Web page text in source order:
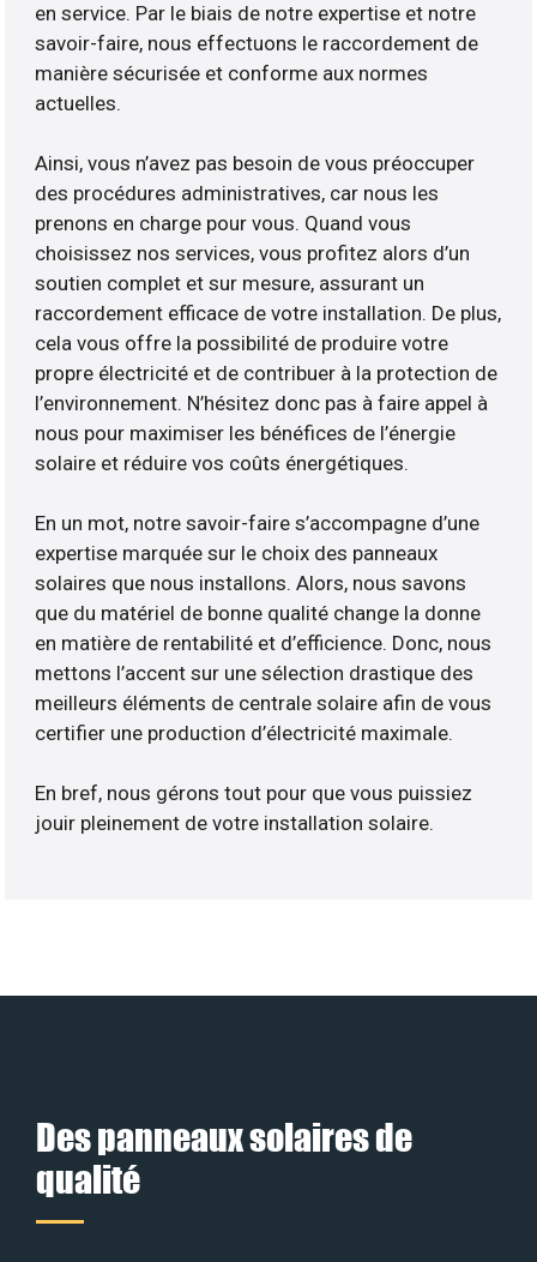
en service. Par le biais de notre expertise et notre
savoir-faire, nous effectuons le raccordement de
manière sécurisée et conforme aux normes
actuelles.
Ainsi, vous n’avez pas besoin de vous préoccuper
des procédures administratives, car nous les
prenons en charge pour vous. Quand vous
choisissez nos services, vous profitez alors d’un
soutien complet et sur mesure, assurant un
raccordement efficace de votre installation. De plus,
cela vous offre la possibilité de produire votre
propre électricité et de contribuer à la protection de
l’environnement. N’hésitez donc pas à faire appel à
nous pour maximiser les bénéfices de l’énergie
solaire et réduire vos coûts énergétiques.
En un mot, notre savoir-faire s’accompagne d’une
expertise marquée sur le choix des panneaux
solaires que nous installons. Alors, nous savons
que du matériel de bonne qualité change la donne
en matière de rentabilité et d’efficience. Donc, nous
mettons l’accent sur une sélection drastique des
meilleurs éléments de centrale solaire afin de vous
certifier une production d’électricité maximale.
En bref, nous gérons tout pour que vous puissiez
jouir pleinement de votre installation solaire.
Des panneaux solaires de
qualité